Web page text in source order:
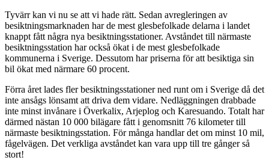
Tyvärr kan vi nu se att vi hade rätt. Sedan avregleringen av
besiktningsmarknaden har de mest glesbefolkade delarna i landet
knappt fått några nya besiktningsstationer. Avståndet till närmaste
besiktningsstation har också ökat i de mest glesbefolkade
kommunerna i Sverige. Dessutom har priserna för att besiktiga sin
bil ökat med närmare 60 procent.
Förra året lades fler besiktningsstationer ned runt om i Sverige då det
inte ansågs lönsamt att driva dem vidare. Nedläggningen drabbade
inte minst invånare i Överkalix, Arjeplog och Karesuando. Totalt har
därmed nästan 10 000 bilägare fått i genomsnitt 76 kilometer till
närmaste besiktningsstation. För många handlar det om minst 10 mil,
fågelvägen. Det verkliga avståndet kan vara upp till tre gånger så
stort!